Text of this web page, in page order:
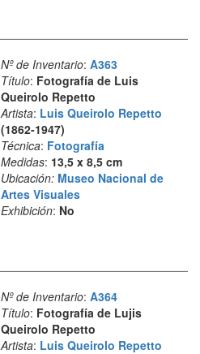
Nº de Inventario: A363
Título: Fotografía de Luis
Queirolo Repetto
Artista: Luis Queirolo Repetto
(1862-1947)
Técnica: Fotografía
Medidas: 13,5 x 8,5 cm
Ubicación: Museo Nacional de
Artes Visuales
Exhibición: No
Nº de Inventario: A364
Título: Fotografía de Lujis
Queirolo Repetto
Artista: Luis Queirolo Repetto